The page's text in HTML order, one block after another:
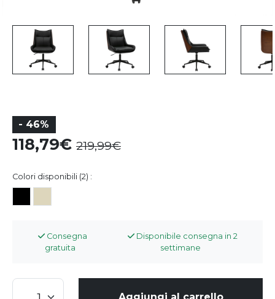
- 46%
118,79 219,99
Colori disponibili (2) :
Consegna
gratuita
Disponibile consegna in 2
settimane
Aggiungi al carrello